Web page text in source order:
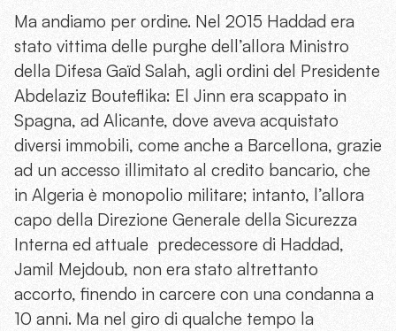
Ma andiamo per ordine. Nel 2015 Haddad era
stato vittima delle purghe dell’allora Ministro
della Difesa Gaïd Salah, agli ordini del Presidente
Abdelaziz Bouteflika: El Jinn era scappato in
Spagna, ad Alicante, dove aveva acquistato
diversi immobili, come anche a Barcellona, grazie
ad un accesso illimitato al credito bancario, che
in Algeria è monopolio militare; intanto, l’allora
capo della Direzione Generale della Sicurezza
Interna ed attuale predecessore di Haddad,
Jamil Mejdoub, non era stato altrettanto
accorto, finendo in carcere con una condanna a
10 anni. Ma nel giro di qualche tempo la